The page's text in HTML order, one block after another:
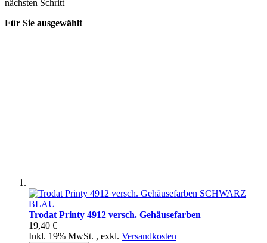
nächsten Schritt
Für Sie ausgewählt
Trodat Printy 4912 versch. Gehäusefarben
19,40 €
Inkl. 19% MwSt. , exkl. Versandkosten